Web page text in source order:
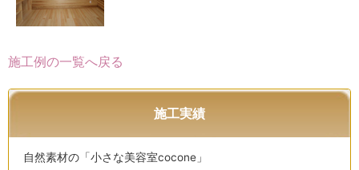
施工例の一覧へ戻る
施工実績
自然素材の「小さな美容室cocone」